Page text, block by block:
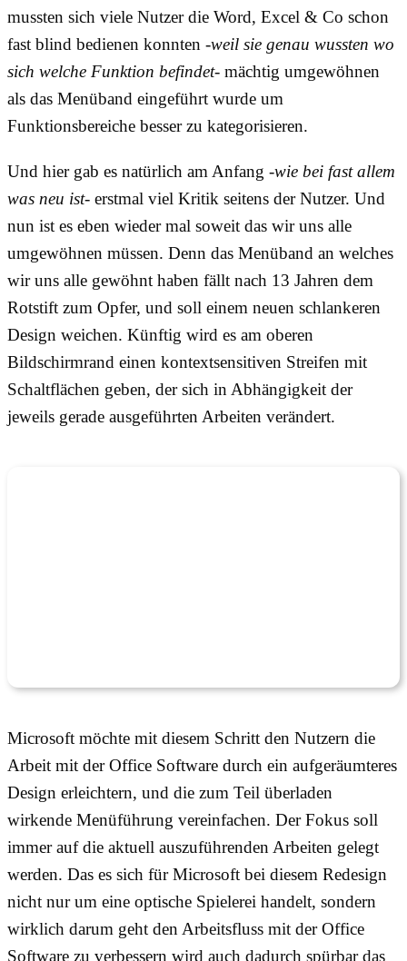
mussten sich viele Nutzer die Word, Excel & Co schon
fast blind bedienen konnten -weil sie genau wussten wo
sich welche Funktion befindet- mächtig umgewöhnen
als das Menüband eingeführt wurde um
Funktionsbereiche besser zu kategorisieren.
Und hier gab es natürlich am Anfang -wie bei fast allem
was neu ist- erstmal viel Kritik seitens der Nutzer. Und
nun ist es eben wieder mal soweit das wir uns alle
umgewöhnen müssen. Denn das Menüband an welches
wir uns alle gewöhnt haben fällt nach 13 Jahren dem
Rotstift zum Opfer, und soll einem neuen schlankeren
Design weichen. Künftig wird es am oberen
Bildschirmrand einen kontextsensitiven Streifen mit
Schaltflächen geben, der sich in Abhängigkeit der
jeweils gerade ausgeführten Arbeiten verändert.
Microsoft möchte mit diesem Schritt den Nutzern die
Arbeit mit der Office Software durch ein aufgeräumteres
Design erleichtern, und die zum Teil überladen
wirkende Menüführung vereinfachen. Der Fokus soll
immer auf die aktuell auszuführenden Arbeiten gelegt
werden. Das es sich für Microsoft bei diesem Redesign
nicht nur um eine optische Spielerei handelt, sondern
wirklich darum geht den Arbeitsfluss mit der Office
Software zu verbessern wird auch dadurch spürbar das